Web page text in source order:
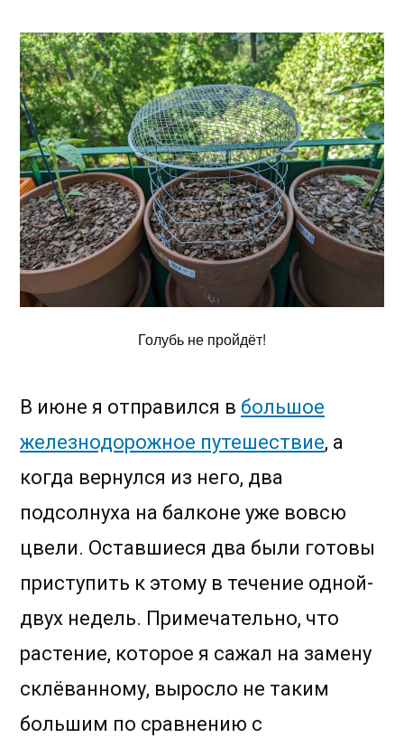
Голубь не пройдёт!
В июне я отправился в большое
железнодорожное путешествие, а
когда вернулся из него, два
подсолнуха на балконе уже вовсю
цвели. Оставшиеся два были готовы
приступить к этому в течение одной-
двух недель. Примечательно, что
растение, которое я сажал на замену
склёванному, выросло не таким
большим по сравнению с